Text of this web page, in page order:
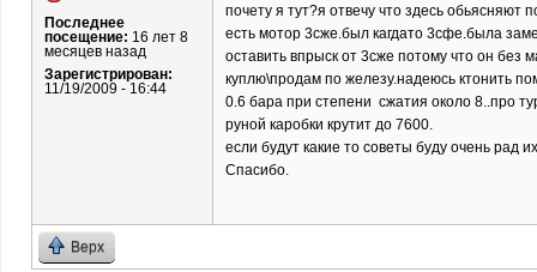
Последнее
посещение: 16 лет 8
месяцев назад
Зарегистрирован:
11/19/2009 - 16:44
почету я тут?я отвечу что здесь обьясняют
есть мотор 3сже.был кагдато 3сфе.была
оставить впрыск от 3сже потому что он без
куплю\продам по железу.надеюсь ктонить
0.6 бара при степени сжатия около 8..про
руной каробки крутит до 7600.
если будут какие то советы буду очень рад
Спасибо.
Верх